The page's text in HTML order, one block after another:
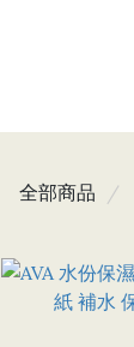
全部商品